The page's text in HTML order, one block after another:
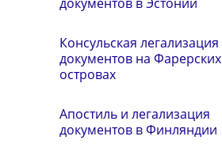
Консульская легализация
документов на Фарерских
островах
Апостиль и легализация
документов в Финляндии